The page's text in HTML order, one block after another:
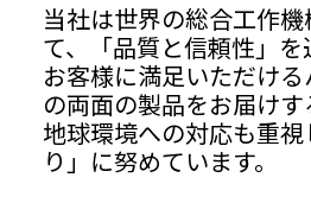
当社は世界の総合工作
て、「品質と信頼性」を
お客様に満足いただけ
の両面の製品をお届けす
地球環境への対応も重
り」に努めています。